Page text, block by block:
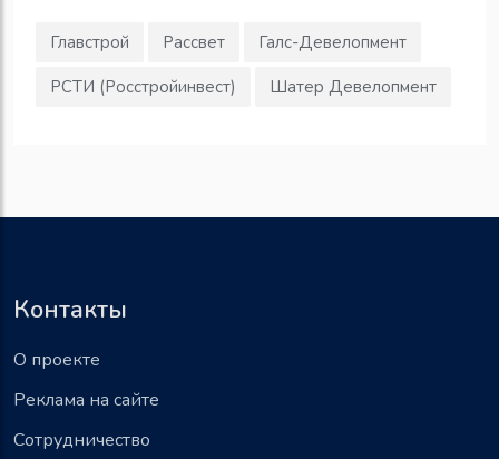
Главстрой Рассвет
Галс-Девелопмент
РСТИ (Росстройинвест)
Шатер Девелопмент
Контакты
О проекте
Реклама на сайте
Сотрудничество